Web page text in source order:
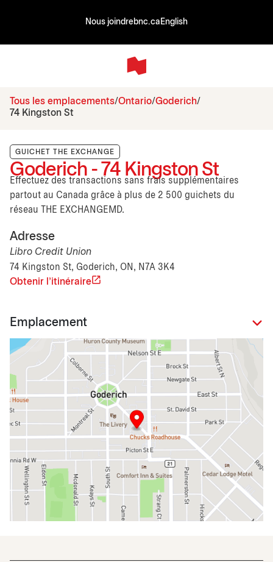
Nous joindrebnc.ca English
Tous les emplacements Ontario Goderich
74 Kingston St
GUICHET THE EXCHANGE
Goderich - 74 Kingston St
Effectuez des transactions sans frais supplémentaires
partout au Canada grâce à plus de 2 500 guichets du
réseau THE EXCHANGEMD.
Adresse
Libro Credit Union
74 Kingston St, Goderich, ON, N7A 3K4
Obtenir l'itinéraire
Emplacement